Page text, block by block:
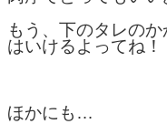
もう、下のタレの
はいけるよってね！
ほかにも…